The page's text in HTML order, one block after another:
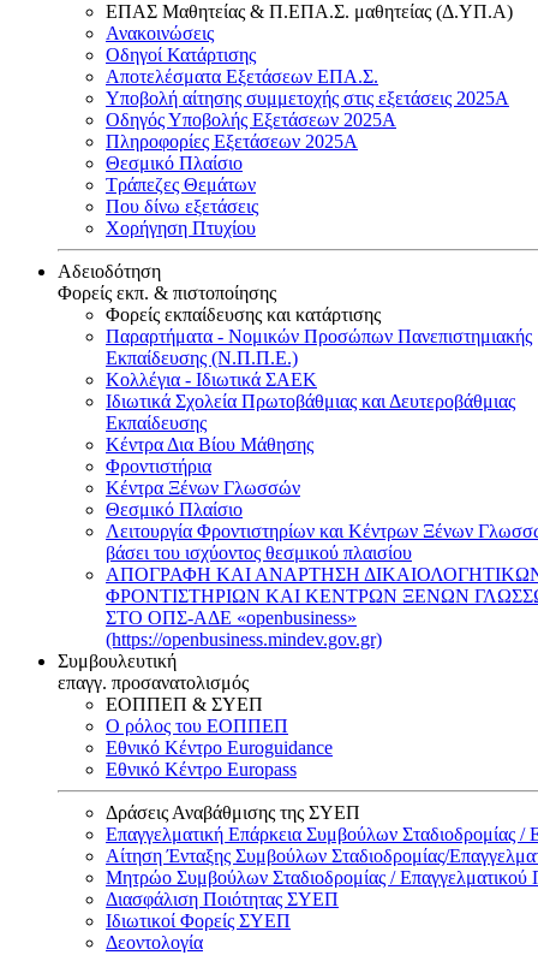
ΕΠΑΣ Μαθητείας & Π.ΕΠΑ.Σ. μαθητείας (Δ.ΥΠ.Α)
Ανακοινώσεις
Oδηγοί Κατάρτισης
Αποτελέσματα Εξετάσεων ΕΠΑ.Σ.
Υποβολή αίτησης συμμετοχής στις εξετάσεις 2025Α
Οδηγός Υποβολής Εξετάσεων 2025A
Πληροφορίες Εξετάσεων 2025Α
Θεσμικό Πλαίσιο
Τράπεζες Θεμάτων
Που δίνω εξετάσεις
Χορήγηση Πτυχίου
Αδειοδότηση
Φορείς εκπ. & πιστοποίησης
Φορείς εκπαίδευσης και κατάρτισης
Παραρτήματα - Νομικών Προσώπων Πανεπιστημιακής
Εκπαίδευσης (Ν.Π.Π.Ε.)
Κολλέγια - Ιδιωτικά ΣΑΕΚ
Ιδιωτικά Σχολεία Πρωτοβάθμιας και Δευτεροβάθμιας
Εκπαίδευσης
Κέντρα Δια Βίου Μάθησης
Φροντιστήρια
Κέντρα Ξένων Γλωσσών
Θεσμικό Πλαίσιο
Λειτουργία Φροντιστηρίων και Κέντρων Ξένων
βάσει του ισχύοντος θεσμικού πλαισίου
ΑΠΟΓΡΑΦΗ ΚΑΙ ΑΝΑΡΤΗΣΗ
ΦΡΟΝΤΙΣΤΗΡΙΩΝ ΚΑΙ ΚΕΝΤΡΩΝ ΞΕΝΩΝ
ΣΤΟ ΟΠΣ-ΑΔΕ «openbusiness»
(https://openbusiness.mindev.gov.gr)
Συμβουλευτική
επαγγ. προσανατολισμός
ΕΟΠΠΕΠ & ΣΥΕΠ
Ο ρόλος του ΕΟΠΠΕΠ
Εθνικό Κέντρο Euroguidance
Εθνικό Κέντρο Europass
Δράσεις Αναβάθμισης της ΣΥΕΠ
Επαγγελματική Επάρκεια Συμβούλων Σταδιοδρομίας /
Αίτηση Ένταξης Συμβούλων Σταδιοδρομίας/
Μητρώο Συμβούλων Σταδιοδρομίας / Επαγγελματικού
Διασφάλιση Ποιότητας ΣΥΕΠ
Ιδιωτικοί Φορείς ΣΥΕΠ
Δεοντολογία